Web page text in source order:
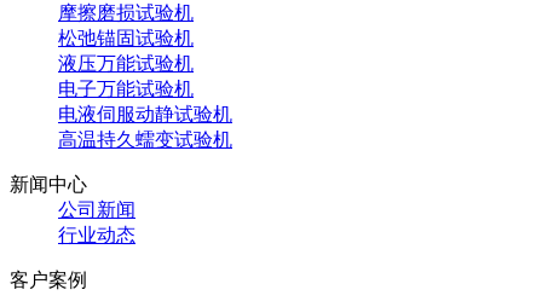
摩擦磨损试验机
松弛锚固试验机
液压万能试验机
电子万能试验机
电液伺服动静试验机
高温持久蠕变试验机
新闻中心
公司新闻
行业动态
客户案例